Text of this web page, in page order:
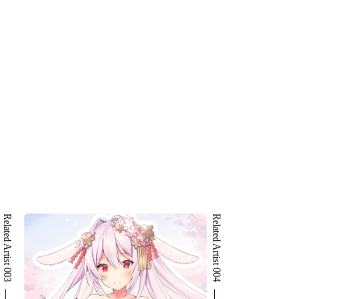
Related Artist 003 Related Artist 004